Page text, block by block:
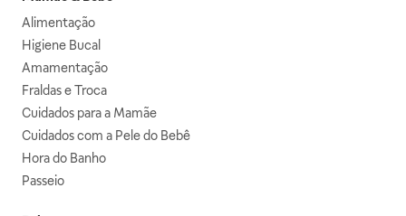
Alimentação
Higiene Bucal
Amamentação
Fraldas e Troca
Cuidados para a Mamãe
Cuidados com a Pele do Bebê
Hora do Banho
Passeio